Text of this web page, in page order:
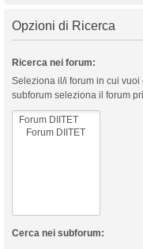
Opzioni di Ricerca
Ricerca nei forum:
Seleziona il/i forum in cui
subforum seleziona il forum
Cerca nei subforum: